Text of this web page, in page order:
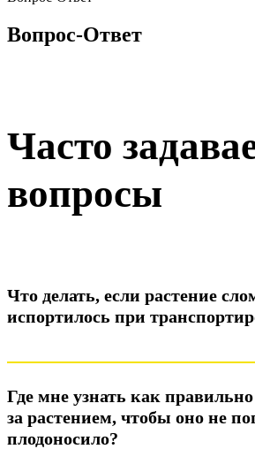
Вопрос-Ответ
Часто
вопросы
Что делать, если растение
испортилось при
Где мне узнать как
за растением, чтобы оно не
плодоносило?